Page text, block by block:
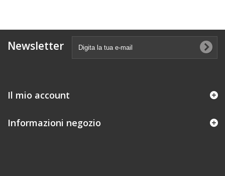
Newsletter
Il mio account
Informazioni negozio